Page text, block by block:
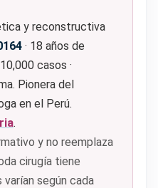
y reconstructiva
· 18 años de
casos ·
Pionera del
en el Perú.
.
y no reemplaza
cirugía tiene
según cada